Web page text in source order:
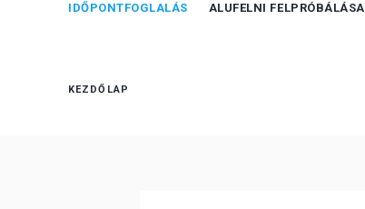
IDŐPONTFOGLALÁS ALUFELNI FELPRÓBÁLÁSA
KEZDŐLAP